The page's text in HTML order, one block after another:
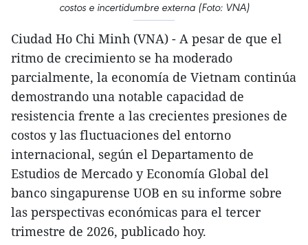
costos e incertidumbre externa (Foto: VNA)
Ciudad Ho Chi Minh (VNA) - A pesar de que el
ritmo de crecimiento se ha moderado
parcialmente, la economía de Vietnam continúa
demostrando una notable capacidad de
resistencia frente a las crecientes presiones de
costos y las fluctuaciones del entorno
internacional, según el Departamento de
Estudios de Mercado y Economía Global del
banco singapurense UOB en su informe sobre
las perspectivas económicas para el tercer
trimestre de 2026, publicado hoy.